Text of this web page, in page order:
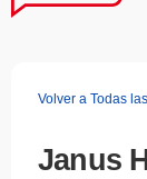
Volver a Todas
Janus